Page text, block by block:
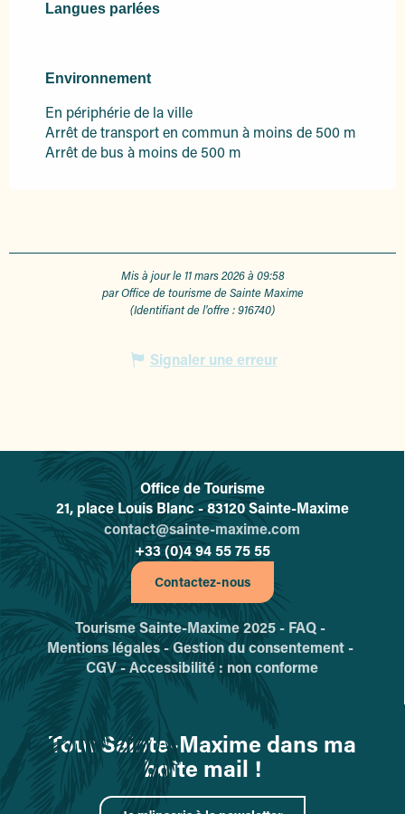
Langues parlées
Langues parlées
Environnement
Environnement
En périphérie de la ville
Arrêt de transport en commun à moins de 500 m
Arrêt de bus à moins de 500 m
Mis à jour le 11 mars 2026 à 09:58
par Office de tourisme de Sainte Maxime
(Identifiant de l'offre :916740)
Signaler une erreur
L'office de tourisme de Sainte-
Office de Tourisme
21, place Louis Blanc - 83120 Sainte-Maxime
contact@sainte-maxime.com
+33 (0)4 94 55 75 55
Contactez-nous
Tourisme Sainte-Maxime 2025 - FAQ -
Mentions légales -Gestion du consentement -
CGV -Accessibilité : non conforme
Tout Sainte-Maxime dans ma
boîte mail !